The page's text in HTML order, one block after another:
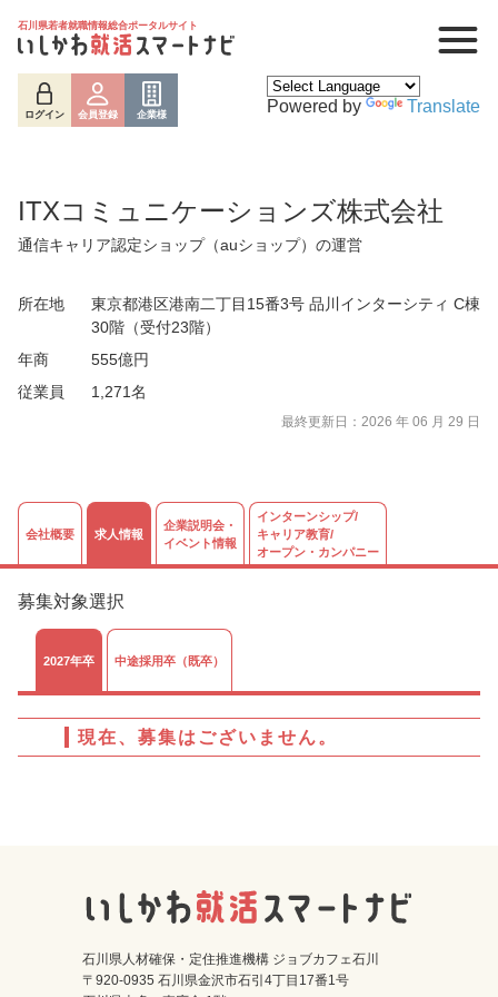
石川県若者就職情報総合ポータルサイト
ログイン 会員登録 企業様 Powered by Translate
ITXコミュニケーションズ株式会社
通信キャリア認定ショップ（auショップ）の運営
所在地
東京都港区港南二丁目15番3号 品川インターシティ C棟
30階（受付23階）
年商
555億円
従業員
1,271名
最終更新日：2026 年 06 月 29 日
会社概要 求人情報
企業説明会・
イベント情報
インターンシップ/
キャリア教育/
オープン・カンパニー
募集対象選択
2027年卒 中途採用卒（既卒）
現在、募集はございません。
石川県人材確保・定住推進機構 ジョブカフェ石川
〒920-0935 石川県金沢市石引4丁目17番1号